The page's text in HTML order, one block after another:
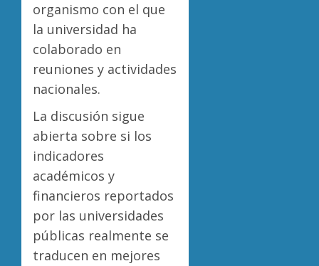
organismo con el que
la universidad ha
colaborado en
reuniones y actividades
nacionales.
La discusión sigue
abierta sobre si los
indicadores
académicos y
financieros reportados
por las universidades
públicas realmente se
traducen en mejores